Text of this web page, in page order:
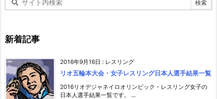
新着記事
2016年9月16日 : レスリング
リオ五輪本大会・女子レスリング日本人選手結果一覧
2016リオデジャネイロオリンピック・レスリング女子の
日本人選手結果一覧です。 ...